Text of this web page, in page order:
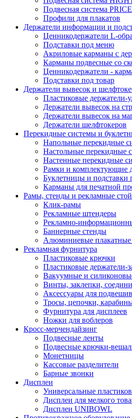
Подвесная система
Профили для плакатов
Держатели информации и
Ценникодержатели L-
Подставки под меню
Акриловые карманы с
Карманы подвесные со
Ценникодержатели -
Подставки под товар
Держатели вывесок и
Пластиковые держатели-
Держатели вывесок на
Держатели вывесок на
Держатели шелфтокеров
Перекидные системы и
Напольные перекидные
Настольные перекидные
Настенные перекидные
Рамки и комплектующие
Буклетницы и подставки
Карманы для печатной
Рамы, стенды и рекламные
Клик-рамы
Рекламные штендеры
Рекламно-
Баннерные стенды
Алюминиевые
Рекламная фурнитура
Пластиковые крючки
Пластиковые держатели-
Вакуумные и
Винты, заклепки,
Аксессуары для
Тросы, цепочки,
Фурнитура для дисплеев
Ножки для воблеров
Кросс-мерчендайзинг
Подвесные ленты
Подвесные крючки-
Монетницы
Кассовые разделители
Барные звонки
Дисплеи
Универсальные
Дисплеи для мелкого
Дисплеи UNIBOWL